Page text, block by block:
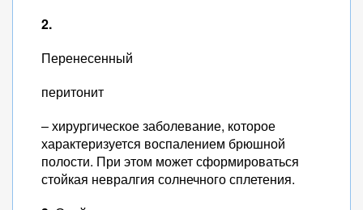
2.
Перенесенный
перитонит
– хирургическое заболевание, которое
характеризуется воспалением брюшной
полости. При этом может сформироваться
стойкая невралгия солнечного сплетения.